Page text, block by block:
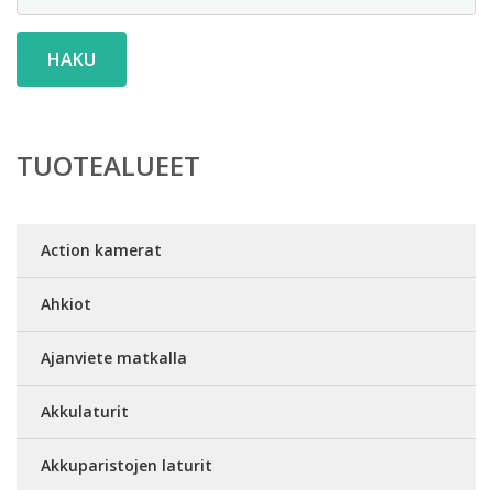
HAKU
TUOTEALUEET
Action kamerat
Ahkiot
Ajanviete matkalla
Akkulaturit
Akkuparistojen laturit